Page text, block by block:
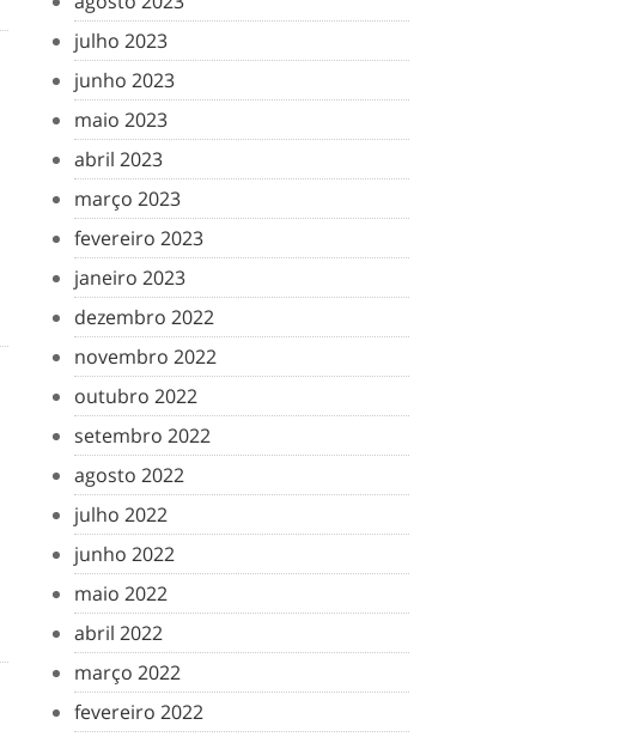
julho 2023
junho 2023
maio 2023
abril 2023
março 2023
fevereiro 2023
janeiro 2023
dezembro 2022
novembro 2022
outubro 2022
setembro 2022
agosto 2022
julho 2022
junho 2022
maio 2022
abril 2022
março 2022
fevereiro 2022